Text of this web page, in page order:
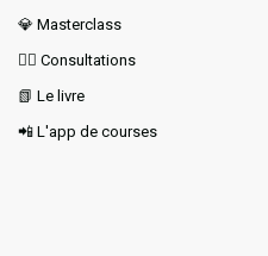
💎 Masterclass
👩‍⚕️ Consultations
📗 Le livre
📲 L'app de courses